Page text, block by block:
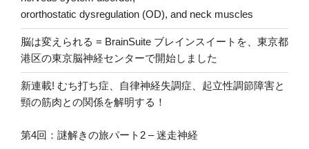
ororthostatic dysregulation (OD), and neck muscles
脳は変えられる = BrainSuite ブレインスイートを、東京都
港区の東京脳神経センターで開始しました
新連載! むち打ち症、自律神経失調症、起立性調節障害と
頸の筋肉との関係を解明する！
第4回：謎解きの旅パート2 – 迷走神経